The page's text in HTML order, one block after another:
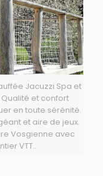
Jacuzzi Spa et
et confort
en toute sérénité.
et aire de jeux.
Vosgienne avec
VTT..